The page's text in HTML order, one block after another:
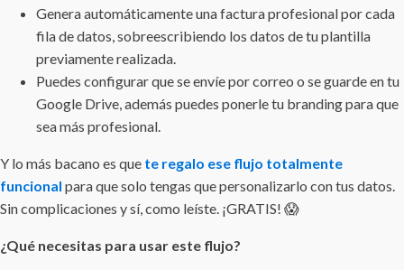
Genera automáticamente una factura profesional por cada
fila de datos, sobreescribiendo los datos de tu plantilla
previamente realizada.
Puedes configurar que se envíe por correo o se guarde en tu
Google Drive, además puedes ponerle tu branding para que
sea más profesional.
Y lo más bacano es que te regalo ese flujo totalmente
funcional para que solo tengas que personalizarlo con tus datos.
Sin complicaciones y sí, como leíste. ¡GRATIS! 😱
¿Qué necesitas para usar este flujo?